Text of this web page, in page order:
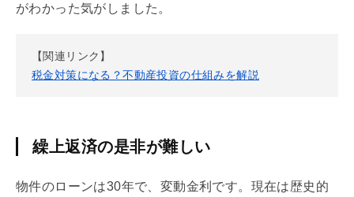
がわかった気がしました。
【関連リンク】
税金対策になる？不動産投資の仕組みを解説
繰上返済の是非が難しい
物件のローンは30年で、変動金利です。現在は歴史的